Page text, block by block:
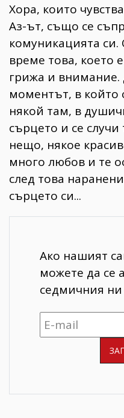
Хора, които
Аз-ът, също се
комуникацията
време това, което
грижа и внимание.
моментът, в който
някой там, в
сърцето и се случи
нещо, някое
много любов и те
след това
сърцето си...
Ако нашият
можете да се
седмичния